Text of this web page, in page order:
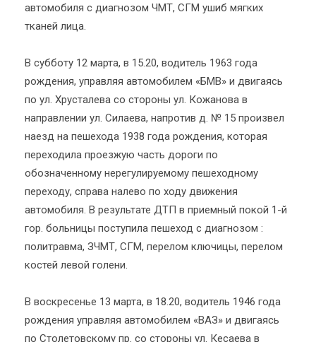
автомобиля с диагнозом ЧМТ, СГМ ушиб мягких
тканей лица.
В субботу 12 марта, в 15.20, водитель 1963 года
рождения, управляя автомобилем «БМВ» и двигаясь
по ул. Хрусталева со стороны ул. Кожанова в
направлении ул. Силаева, напротив д. № 15 произвел
наезд на пешехода 1938 года рождения, которая
переходила проезжую часть дороги по
обозначенному нерегулируемому пешеходному
переходу, справа налево по ходу движения
автомобиля. В результате ДТП в приемный покой 1-й
гор. больницы поступила пешеход с диагнозом :
политравма, ЗЧМТ, СГМ, перелом ключицы, перелом
костей левой голени.
В воскресенье 13 марта, в 18.20, водитель 1946 года
рождения управляя автомобилем «ВАЗ» и двигаясь
по Столетовскому пр. со стороны ул. Кесаева в